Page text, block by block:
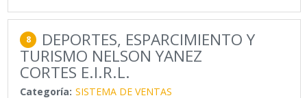
8 DEPORTES, ESPARCIMIENTO Y
TURISMO NELSON YANEZ
CORTES E.I.R.L.
Categoría: SISTEMA DE VENTAS